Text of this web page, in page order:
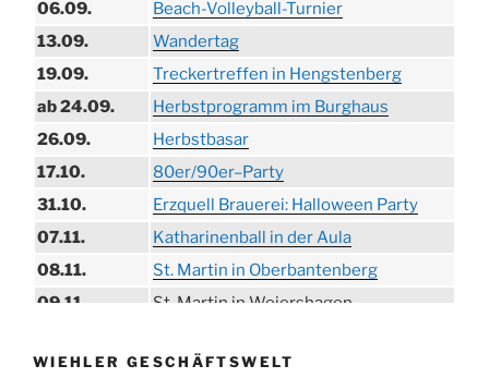
06.09.
Beach-Volleyball-Turnier
13.09.
Wandertag
19.09.
Treckertreffen in Hengstenberg
ab 24.09.
Herbstprogramm im Burghaus
26.09.
Herbstbasar
17.10.
80er/90er–Party
31.10.
Erzquell Brauerei: Halloween Party
07.11.
Katharinenball in der Aula
08.11.
St. Martin in Oberbantenberg
09.11.
St. Martin in Weiershagen
11.11.
„DÜX“ im Burghaus
WIEHLER GESCHÄFTSWELT